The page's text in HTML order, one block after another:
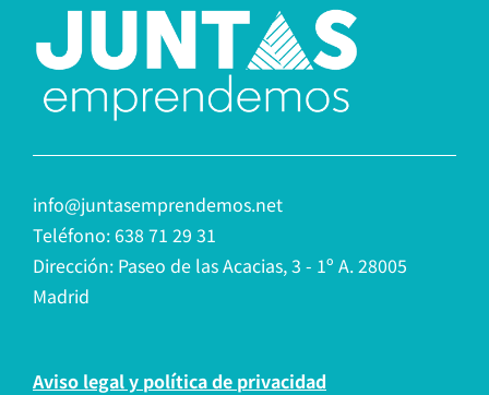
info@juntasemprendemos.net
Teléfono: 638 71 29 31
Dirección: Paseo de las Acacias, 3 - 1º A. 28005
Madrid
Aviso legal y política de privacidad